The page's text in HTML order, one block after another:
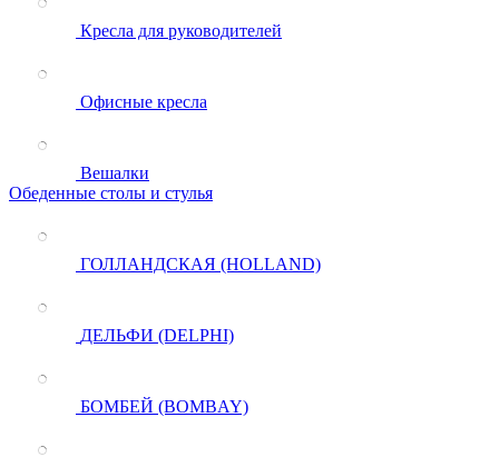
Кресла для руководителей
Офисные кресла
Вешалки
Обеденные столы и стулья
ГОЛЛАНДСКАЯ (HOLLAND)
ДЕЛЬФИ (DELPHI)
БОМБЕЙ (BOMBAY)